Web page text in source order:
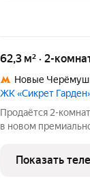
62,3 м² · 2-
Новые
ЖК «Сикрет
Продаётся 2-
в новом
расположенный
Обручевском
Показать